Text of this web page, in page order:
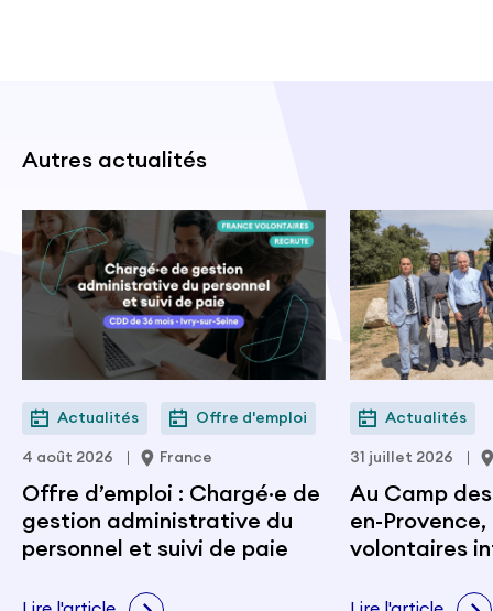
Autres actualités
Actualités Offre d'emploi
4 août 2026 France
Offre d’emploi : Chargé·e de
gestion administrative du
personnel et suivi de paie
Actualités
31 juillet 2026
Au Camp
en-
volontaires
citoyenneté